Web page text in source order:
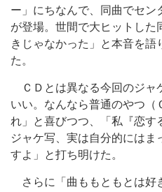
ー」にちなんで、同曲でセ
が登場。世間で大ヒットし
きじゃなかった」と本音を
た。
ＣＤとは異なる今回のジャ
いい。なんなら普通のやつ（
れ」と喜びつつ、「私『恋
ジャケ写、実は自分的には
すよ」と打ち明けた。
さらに「曲ももともとは好